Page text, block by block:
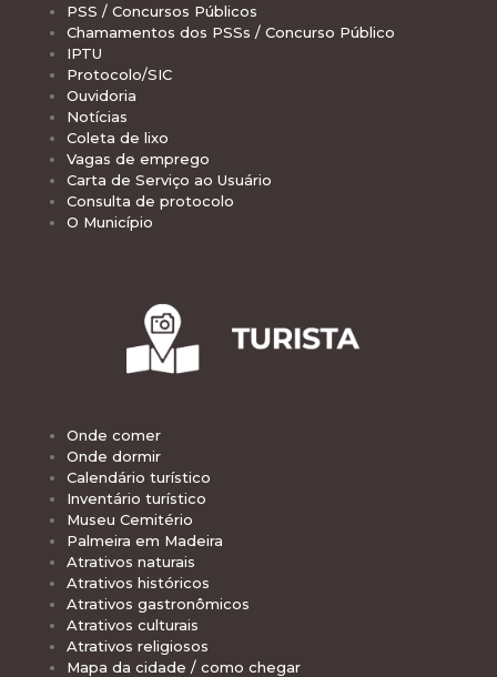
PSS / Concursos Públicos
Chamamentos dos PSSs / Concurso Público
IPTU
Protocolo/SIC
Ouvidoria
Notícias
Coleta de lixo
Vagas de emprego
Carta de Serviço ao Usuário
Consulta de protocolo
O Município
Onde comer
Onde dormir
Calendário turístico
Inventário turístico
Museu Cemitério
Palmeira em Madeira
Atrativos naturais
Atrativos históricos
Atrativos gastronômicos
Atrativos culturais
Atrativos religiosos
Mapa da cidade / como chegar